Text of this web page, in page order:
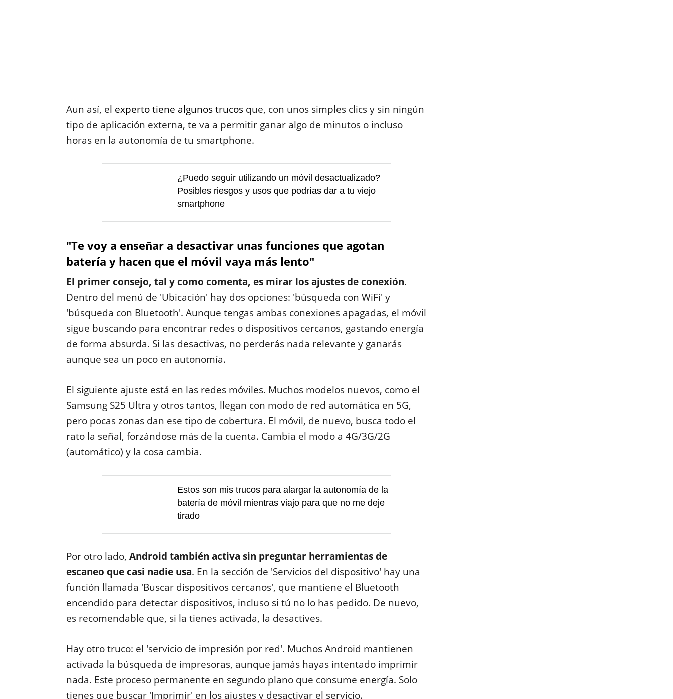
Aun así, el experto tiene algunos trucosque, con unos simples clics y sin ningún
tipo de aplicación externa, te va a permitir ganar algo de minutos o incluso
horas en la autonomía de tu smartphone.
¿Puedo seguir utilizando un móvil desactualizado?
Posibles riesgos y usos que podrías dar a tu viejo
smartphone
"Te voy a enseñar a desactivar unas funciones que agotan
batería y hacen que el móvil vaya más lento"
El primer consejo, tal y como comenta, es mirar los ajustes de conexión.
Dentro del menú de 'Ubicación' hay dos opciones: 'búsqueda con WiFi' y
'búsqueda con Bluetooth'. Aunque tengas ambas conexiones apagadas, el móvil
sigue buscando para encontrar redes o dispositivos cercanos, gastando energía
de forma absurda. Si las desactivas, no perderás nada relevante y ganarás
aunque sea un poco en autonomía.
El siguiente ajuste está en las redes móviles. Muchos modelos nuevos, como el
Samsung S25 Ultra y otros tantos, llegan con modo de red automática en 5G,
pero pocas zonas dan ese tipo de cobertura. El móvil, de nuevo, busca todo el
rato la señal, forzándose más de la cuenta. Cambia el modo a 4G/3G/2G
(automático) y la cosa cambia.
Estos son mis trucos para alargar la autonomía de la
batería de móvil mientras viajo para que no me deje
tirado
Por otro lado, Android también activa sin preguntar herramientas de
escaneo que casi nadie usa. En la sección de 'Servicios del dispositivo' hay una
función llamada 'Buscar dispositivos cercanos', que mantiene el Bluetooth
encendido para detectar dispositivos, incluso si tú no lo has pedido. De nuevo,
es recomendable que, si la tienes activada, la desactives.
Hay otro truco: el 'servicio de impresión por red'. Muchos Android mantienen
activada la búsqueda de impresoras, aunque jamás hayas intentado imprimir
nada. Este proceso permanente en segundo plano que consume energía. Solo
tienes que buscar 'Imprimir' en los ajustes y desactivar el servicio.